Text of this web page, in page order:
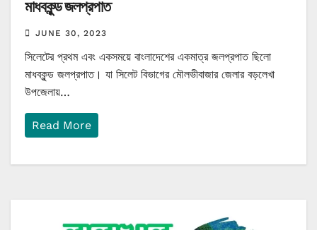
মাধবকুন্ড জলপ্রপাত
JUNE 30, 2023
সিলেটের প্রথম এবং একসময়ে বাংলাদেশের একমাত্র জলপ্রপাত ছিলো
মাধবকুন্ড জলপ্রপাত। যা সিলেট বিভাগের মৌলভীবাজার জেলার বড়লেখা
উপজেলায়…
Read More